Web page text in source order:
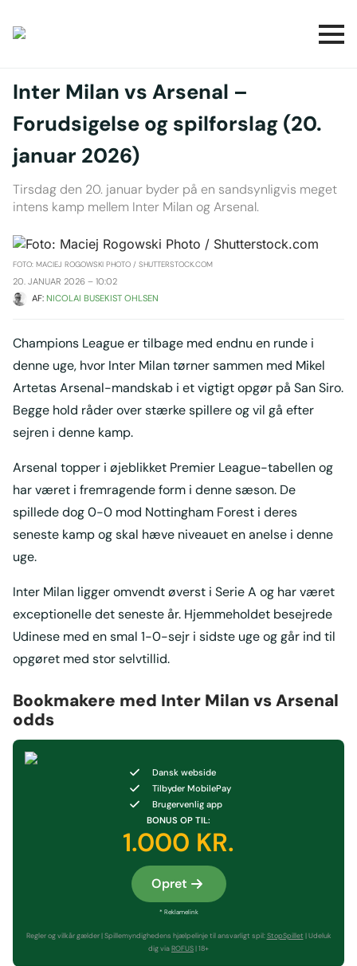
Inter Milan vs Arsenal –
Forudsigelse og spilforslag (20.
januar 2026)
Tirsdag den 20. januar byder på en sandsynligvis meget
intens kamp mellem Inter Milan og Arsenal.
FOTO: MACIEJ ROGOWSKI PHOTO / SHUTTERSTOCK.COM
20. JANUAR 2026 – 10:02
AF: NICOLAI BUSEKIST OHLSEN
Champions League er tilbage med endnu en runde i
denne uge, hvor Inter Milan tørner sammen med Mikel
Artetas Arsenal-mandskab i et vigtigt opgør på San Siro.
Begge hold råder over stærke spillere og vil gå efter
sejren i denne kamp.
Arsenal topper i øjeblikket Premier League-tabellen og
har været i fremragende form i denne sæson. De
spillede dog 0-0 mod Nottingham Forest i deres
seneste kamp og skal hæve niveauet en anelse i denne
uge.
Inter Milan ligger omvendt øverst i Serie A og har været
exceptionelle det seneste år. Hjemmeholdet besejrede
Udinese med en smal 1-0-sejr i sidste uge og går ind til
opgøret med stor selvtillid.
Bookmakere med Inter Milan vs Arsenal
odds
Dansk webside
Tilbyder MobilePay
Brugervenlig app
BONUS OP TIL:
1.000 KR.
Opret
* Reklamelink
Regler og vilkår gælder | Spillemyndighedens hjælpelinje til ansvarligt spil:StopSpillet | Udeluk
dig viaROFUS| 18+